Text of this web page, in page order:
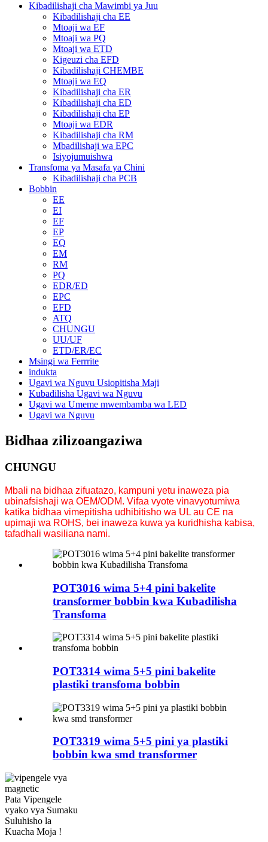
Kibadilishaji cha Mawimbi ya Juu
Kibadilishaji cha EE
Mtoaji wa EF
Mtoaji wa PQ
Mtoaji wa ETD
Kigeuzi cha EFD
Kibadilishaji CHEMBE
Mtoaji wa EQ
Kibadilishaji cha ER
Kibadilishaji cha ED
Kibadilishaji cha EP
Mtoaji wa EDR
Kibadilishaji cha RM
Mbadilishaji wa EPC
Isiyojumuishwa
Transfoma ya Masafa ya Chini
Kibadilishaji cha PCB
Bobbin
EE
EI
EF
EP
EQ
EM
RM
PQ
EDR/ED
EPC
EFD
ATQ
CHUNGU
UU/UF
ETD/ER/EC
Msingi wa Ferrrite
indukta
Ugavi wa Nguvu Usiopitisha Maji
Kubadilisha Ugavi wa Nguvu
Ugavi wa Umeme mwembamba wa LED
Ugavi wa Nguvu
Bidhaa zilizoangaziwa
CHUNGU
Mbali na bidhaa zifuatazo, kampuni yetu inaweza pia
ubinafsishaji wa OEM/ODM. Vifaa vyote vinavyotumiwa
katika bidhaa vimepitisha udhibitisho wa UL au CE na
upimaji wa ROHS, bei inaweza kuwa ya kuridhisha kabisa,
tafadhali wasiliana nami.
POT3016 wima 5+4 pini bakelite
transformer bobbin kwa Kubadilisha
Transfoma
POT3314 wima 5+5 pini bakelite
plastiki transfoma bobbin
POT3319 wima 5+5 pini ya plastiki
bobbin kwa smd transformer
Pata Vipengele
vyako vya Sumaku
Suluhisho la
Kuacha Moja !